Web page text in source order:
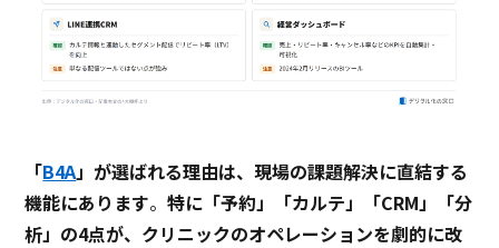
「B4A」が選ばれる理由は、現場の課題解決に直結する
機能にあります。特に「予約」「カルテ」「CRM」「分
析」の4点が、クリニックのオペレーションを劇的に改